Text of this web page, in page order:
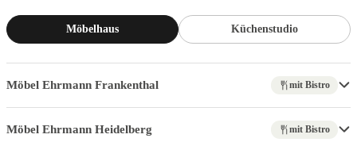
Möbelhaus Küchenstudio
Möbel Ehrmann Frankenthal mit Bistro
Möbel Ehrmann Heidelberg mit Bistro